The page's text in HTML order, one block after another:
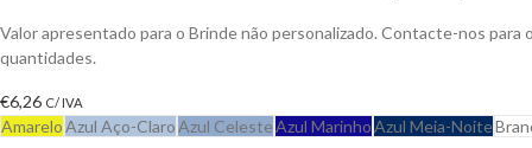
Valor apresentado para o Brinde não personalizado. Contacte-nos
quantidades.
€6,26 C/ IVA
AmareloAzul Aço-ClaroAzul CelesteAzul MarinhoAzul Meia-Noite